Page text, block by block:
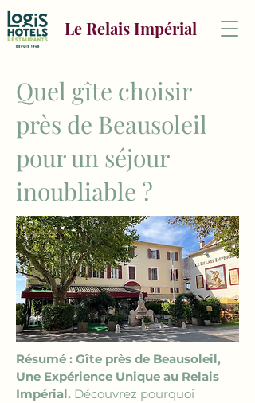
Le Relais Impérial
Quel gîte choisir
près de Beausoleil
pour un séjour
inoubliable ?
Résumé : Gîte près de Beausoleil,
Une Expérience Unique au Relais
Impérial. Découvrez pourquoi